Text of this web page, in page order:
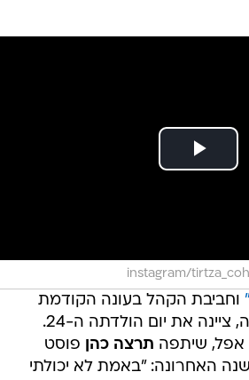
instagram/
וחביבת הקהל בעונה הקודמת
של הריאליטי הנצפה, ציינה את יום הולדתה ה-24.
אפל, שיתפה תרצה כהן פוסט
האחרונה: "באמת לא יכולתי